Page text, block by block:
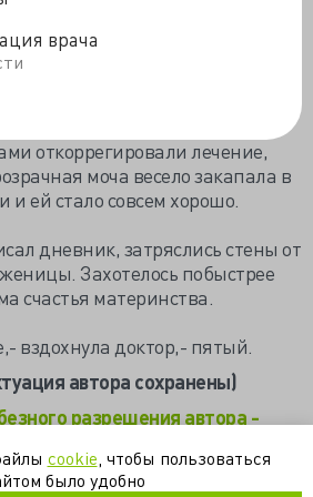
врача
неё крутимся, переживаем,
жила всю свою жизнь не
откоррегировали лечение,
моча весело закапала в
и ей стало совсем хорошо.
дневник, затряслись стены от
Захотелось побыстрее
счастья материнства.
вздохнула доктор,- пятый.
автора сохранены)
разрешения автора -
cookie , чтобы пользоваться
было удобно